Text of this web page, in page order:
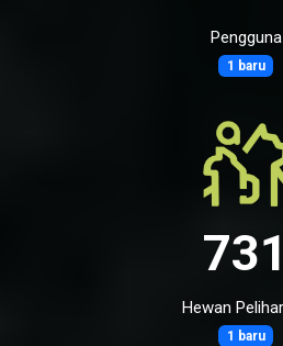
Pengguna
1 baru
731
Hewan
1 baru